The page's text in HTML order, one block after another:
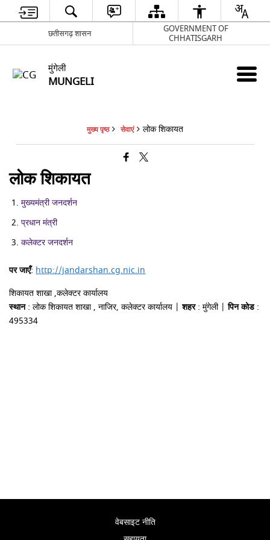
छतीसगढ़ शासन
GOVERNMENT OF
CHHATISGARH
मुंगेली
MUNGELI
मुख्य पृष्ठ सेवाएं लोक शिकायत
लोक शिकायत
मुख्यमंत्री जनदर्शन
प्रधान मंत्री
कलेक्टर जनदर्शन
पर जाएँ: http://jandarshan.cg.nic.in
शिकायत शाखा ,कलेक्टर कार्यालय
स्थान: लोक शिकायत शाखा , नाजिर, कलेक्टर कार्यालय |शहर: मुंगेली |पिन कोड:
495334
वेबसाइट नीति